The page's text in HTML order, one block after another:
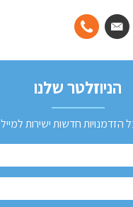
הניוזלטר שלנו
הזדמנויות חדשות ישירות